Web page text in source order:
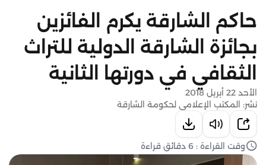
حاكم الشارقة يكرم الفائزين
بجائزة الشارقة الدولية للتراث
الثقافي في دورتها الثانية
الأحد 22 أبريل 2018
نشر: المكتب الإعلامي لحكومة الشارقة
وقت القراءة : 6 دقائق قراءة